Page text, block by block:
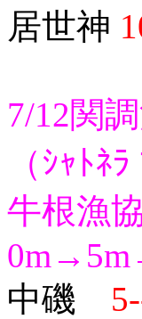
居世神
7/12関
（ｼｬﾄﾈ
牛根漁
中磯